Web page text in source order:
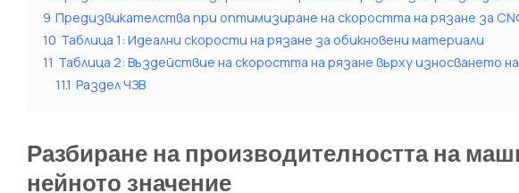
9 Предизвикателства при оптимизиране на скоростта на рязане за
10 Таблица 1: Идеални скорости на рязане за обикновени материали
11 Таблица 2: Въздействие на скоростта на рязане върху износването
11.1 Раздел ЧЗВ
Разбиране на производителността на
нейното значение